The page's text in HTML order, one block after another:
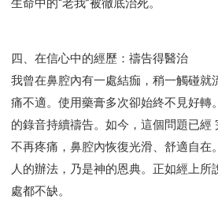
生命中的“老我”被徹底治死。
四、在信心中的經歷：禱告得醫治
我曾在鼻腔內有一處結痂，稍一觸碰就
痛不適。使用藥膏多次卻始終不見好轉
的錄音持續禱告。如今，這個問題已
不再疼痛，鼻腔內恢復光滑、舒適自在
人的辦法，乃是神的恩典。正如經上所
處都不缺。